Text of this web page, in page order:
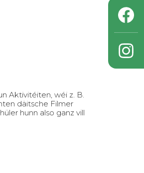
Aktivitéiten, wéi z. B.
däitsche Filmer
hunn also ganz vill